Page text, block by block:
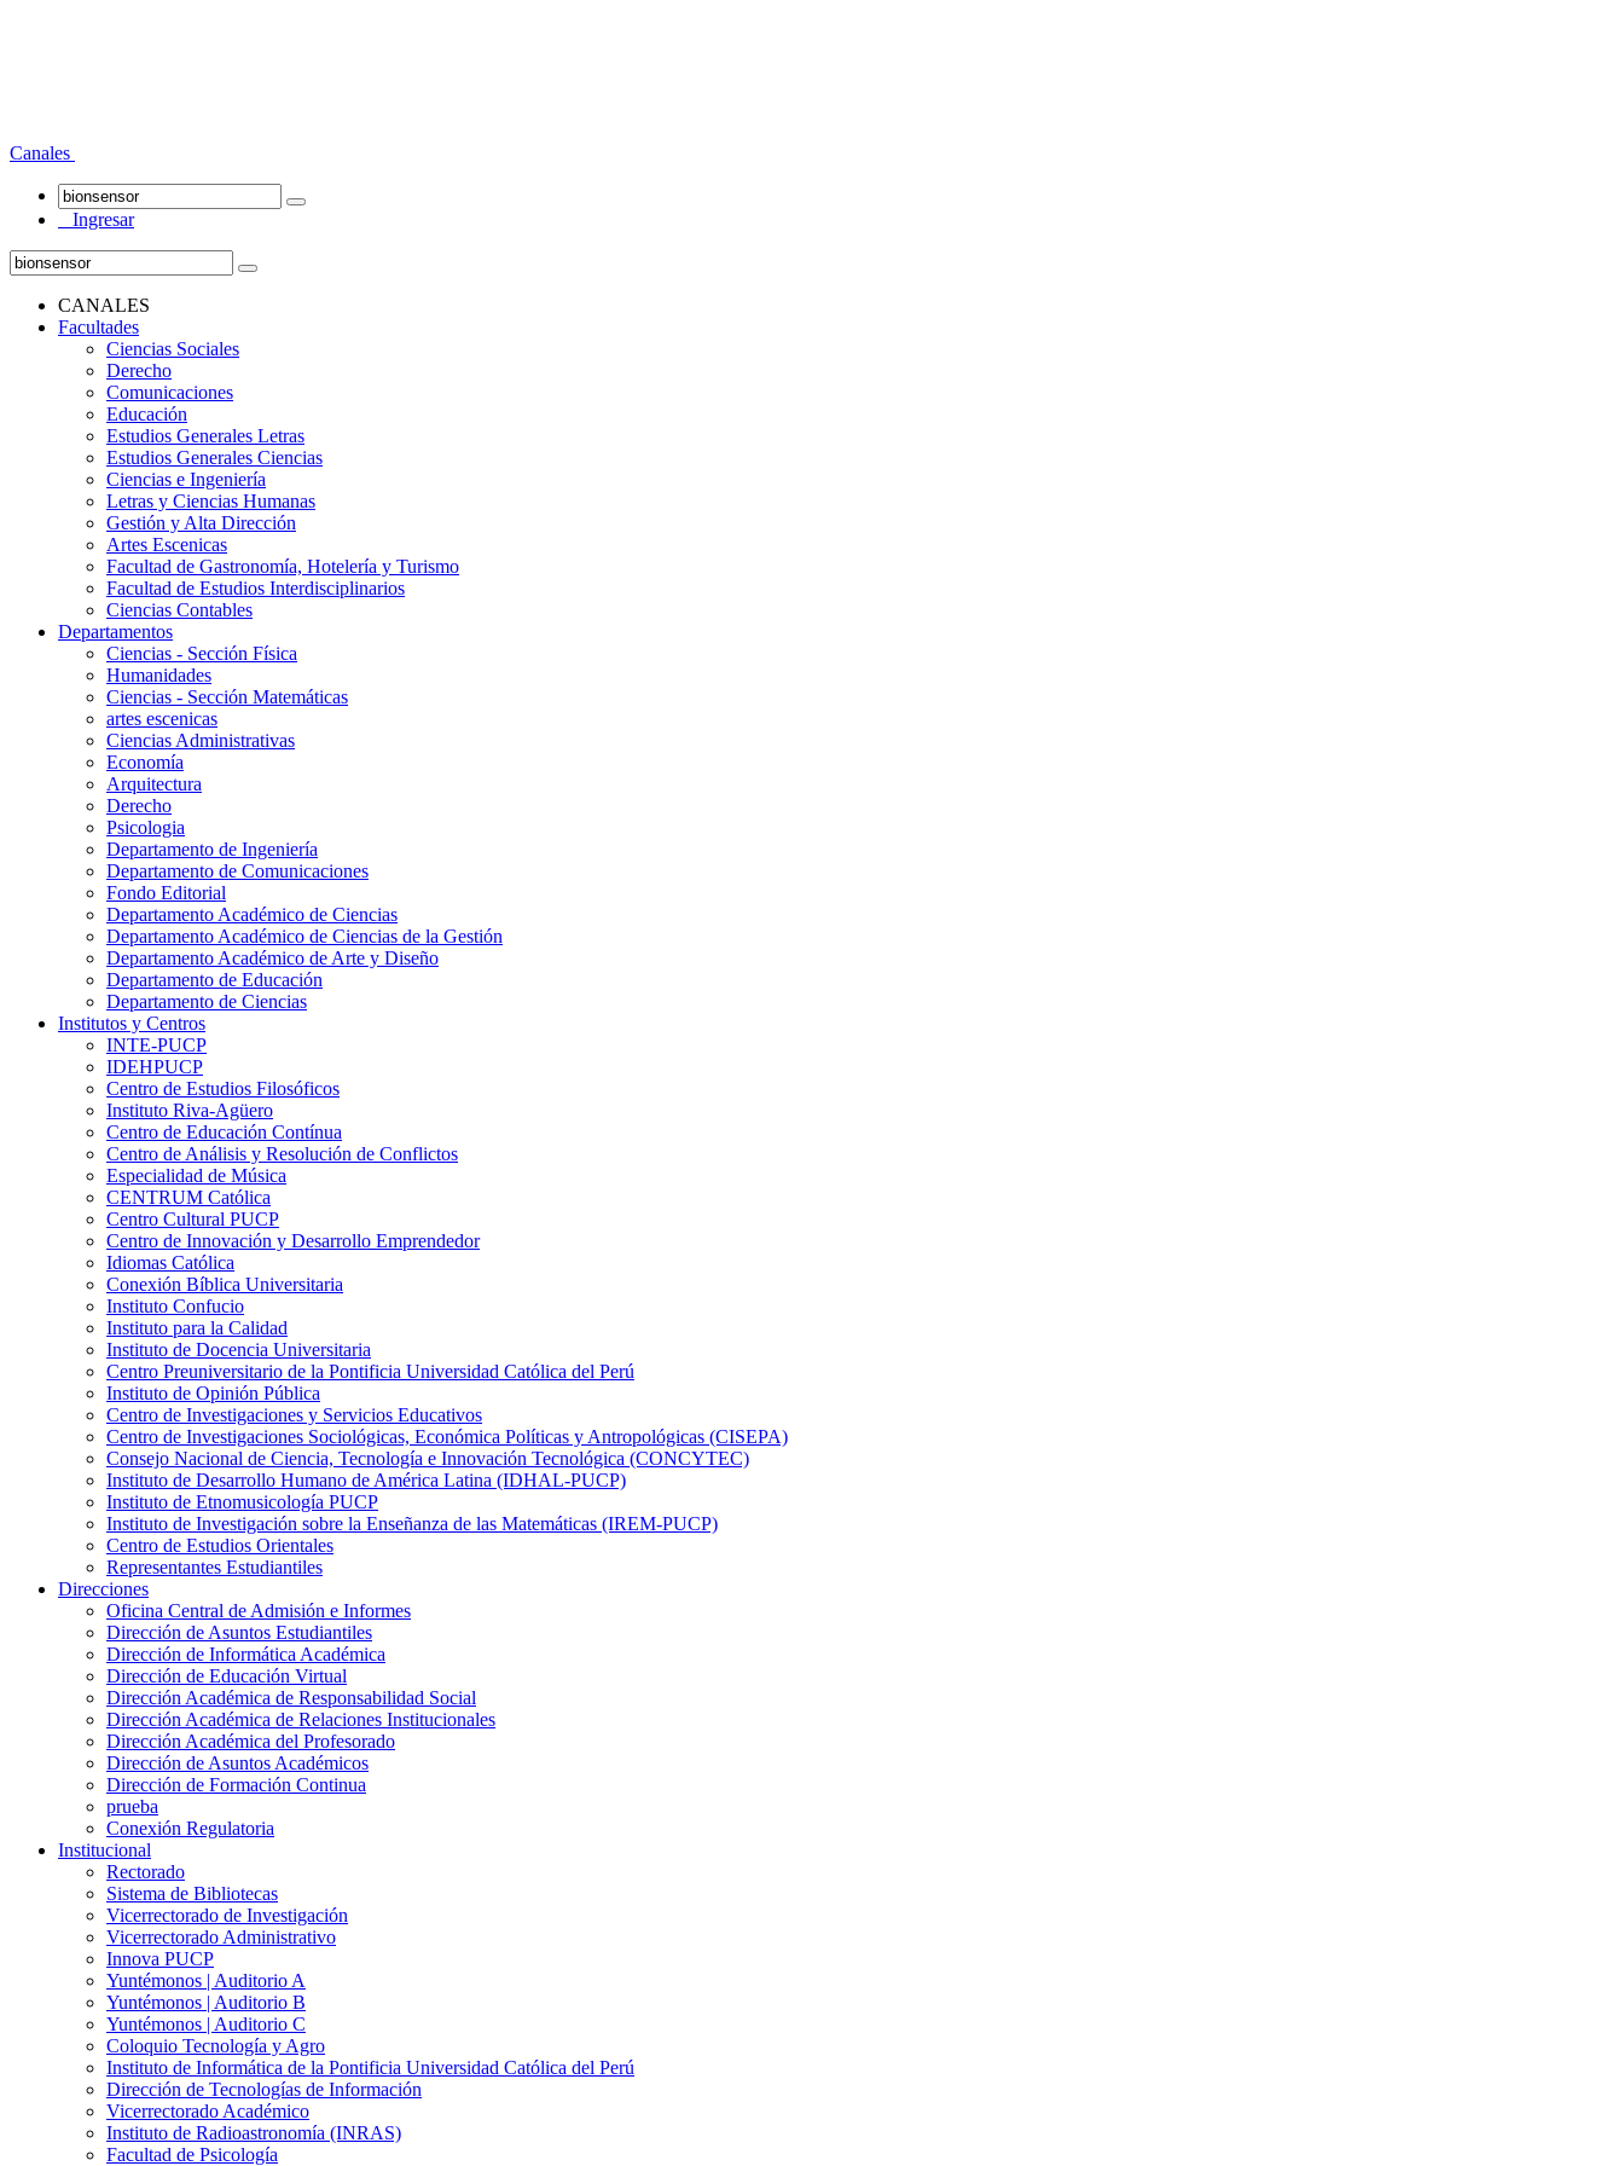
Canales
Ingresar
CANALES
Facultades
Ciencias Sociales
Derecho
Comunicaciones
Educación
Estudios Generales Letras
Estudios Generales Ciencias
Ciencias e Ingeniería
Letras y Ciencias Humanas
Gestión y Alta Dirección
Artes Escenicas
Facultad de Gastronomía, Hotelería y Turismo
Facultad de Estudios Interdisciplinarios
Ciencias Contables
Departamentos
Ciencias - Sección Física
Humanidades
Ciencias - Sección Matemáticas
artes escenicas
Ciencias Administrativas
Economía
Arquitectura
Derecho
Psicologia
Departamento de Ingeniería
Departamento de Comunicaciones
Fondo Editorial
Departamento Académico de Ciencias
Departamento Académico de Ciencias de la Gestión
Departamento Académico de Arte y Diseño
Departamento de Educación
Departamento de Ciencias
Institutos y Centros
INTE-PUCP
IDEHPUCP
Centro de Estudios Filosóficos
Instituto Riva-Agüero
Centro de Educación Contínua
Centro de Análisis y Resolución de Conflictos
Especialidad de Música
CENTRUM Católica
Centro Cultural PUCP
Centro de Innovación y Desarrollo Emprendedor
Idiomas Católica
Conexión Bíblica Universitaria
Instituto Confucio
Instituto para la Calidad
Instituto de Docencia Universitaria
Centro Preuniversitario de la Pontificia Universidad Católica del Perú
Instituto de Opinión Pública
Centro de Investigaciones y Servicios Educativos
Centro de Investigaciones Sociológicas, Económica Políticas y Antropológicas (CISEPA)
Consejo Nacional de Ciencia, Tecnología e Innovación Tecnológica (CONCYTEC)
Instituto de Desarrollo Humano de América Latina (IDHAL-PUCP)
Instituto de Etnomusicología PUCP
Instituto de Investigación sobre la Enseñanza de las Matemáticas (IREM-PUCP)
Centro de Estudios Orientales
Representantes Estudiantiles
Direcciones
Oficina Central de Admisión e Informes
Dirección de Asuntos Estudiantiles
Dirección de Informática Académica
Dirección de Educación Virtual
Dirección Académica de Responsabilidad Social
Dirección Académica de Relaciones Institucionales
Dirección Académica del Profesorado
Dirección de Asuntos Académicos
Dirección de Formación Continua
prueba
Conexión Regulatoria
Institucional
Rectorado
Sistema de Bibliotecas
Vicerrectorado de Investigación
Vicerrectorado Administrativo
Innova PUCP
Yuntémonos | Auditorio A
Yuntémonos | Auditorio B
Yuntémonos | Auditorio C
Coloquio Tecnología y Agro
Instituto de Informática de la Pontificia Universidad Católica del Perú
Dirección de Tecnologías de Información
Vicerrectorado Académico
Instituto de Radioastronomía (INRAS)
Facultad de Psicología